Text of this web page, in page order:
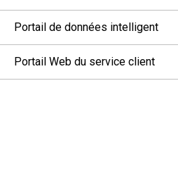
Portail de données intelligent
Portail Web du service client